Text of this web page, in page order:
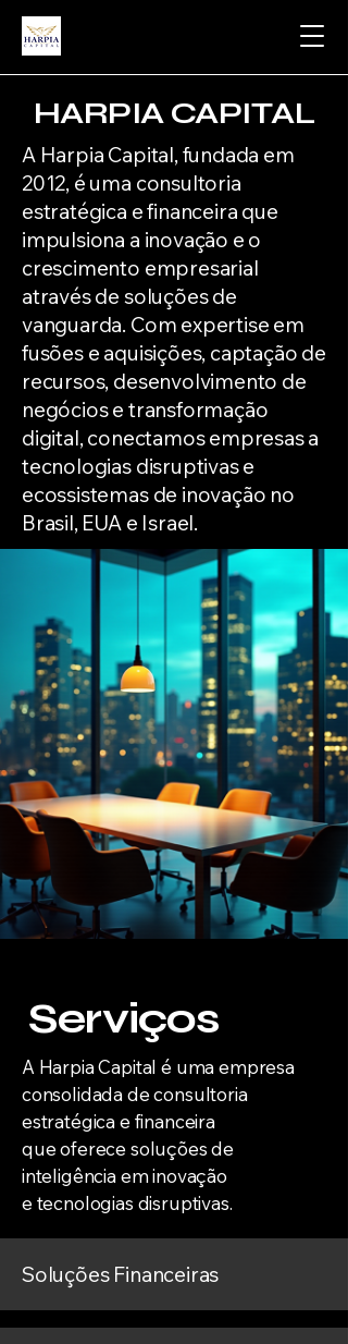
HARPIA CAPITAL
A Harpia Capital, fundada em
2012, é uma consultoria
estratégica e financeira que
impulsiona a inovação e o
crescimento empresarial
através de soluções de
vanguarda. Com expertise em
fusões e aquisições, captação de
recursos, desenvolvimento de
negócios e transformação
digital, conectamos empresas a
tecnologias disruptivas e
ecossistemas de inovação no
Brasil, EUA e Israel.
Serviços
A Harpia Capital é uma empresa
consolidada de consultoria
estratégica e financeira
que oferece soluções de
inteligência em inovação
e tecnologias disruptivas.
Soluções Financeiras